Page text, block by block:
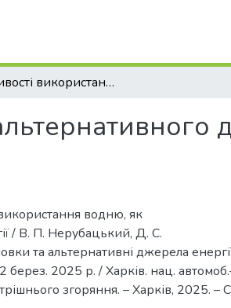
Можливості використання водню, як альтернативного джерела енергії
водню, як
/ В. П. Нерубацький, Д. С.
та альтернативні джерела
берез. 2025 р. / Харків. нац.
згоряння. – Харків, 2025. –